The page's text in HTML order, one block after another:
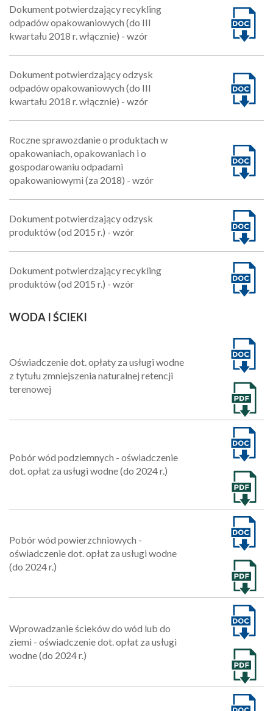
Dokument potwierdzający recykling
odpadów opakowaniowych (do III
kwartału 2018 r. włącznie) - wzór
Dokument potwierdzający odzysk
odpadów opakowaniowych (do III
kwartału 2018 r. włącznie) - wzór
Roczne sprawozdanie o produktach w
opakowaniach, opakowaniach i o
gospodarowaniu odpadami
opakowaniowymi (za 2018) - wzór
Dokument potwierdzający odzysk
produktów (od 2015 r.) - wzór
Dokument potwierdzający recykling
produktów (od 2015 r.) - wzór
WODA I ŚCIEKI
Oświadczenie dot. opłaty za usługi wodne
z tytułu zmniejszenia naturalnej retencji
terenowej
Pobór wód podziemnych - oświadczenie
dot. opłat za usługi wodne (do 2024 r.)
Pobór wód powierzchniowych -
oświadczenie dot. opłat za usługi wodne
(do 2024 r.)
Wprowadzanie ścieków do wód lub do
ziemi - oświadczenie dot. opłat za usługi
wodne (do 2024 r.)